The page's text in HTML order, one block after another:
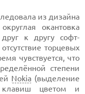
из дизайна
окантовка
к другу софт-
торцевых
чувствуется, что
степени
Nokia(выделение
клавиш цветом и